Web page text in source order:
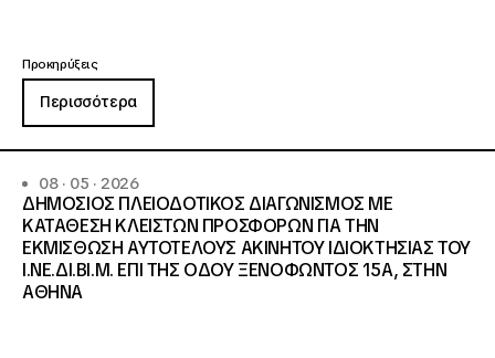
Προκηρύξεις
Περισσότερα
08 · 05 · 2026
ΔΗΜΟΣΙΟΣ ΠΛΕΙΟΔΟΤΙΚΟΣ ΔΙΑΓΩΝΙΣΜΟΣ ΜΕ
ΚΑΤΑΘΕΣΗ ΚΛΕΙΣΤΩΝ ΠΡΟΣΦΟΡΩΝ ΓΙΑ ΤΗΝ
ΕΚΜΙΣΘΩΣΗ ΑΥΤΟΤΕΛΟΥΣ ΑΚΙΝΗΤΟΥ ΙΔΙΟΚΤΗΣΙΑΣ ΤΟΥ
Ι.ΝΕ.ΔΙ.ΒΙ.Μ. ΕΠΙ ΤΗΣ ΟΔΟΥ ΞΕΝΟΦΩΝΤΟΣ 15Α, ΣΤΗΝ
ΑΘΗΝΑ